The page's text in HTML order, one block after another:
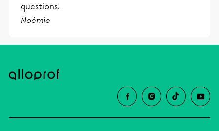
questions.
Noémie